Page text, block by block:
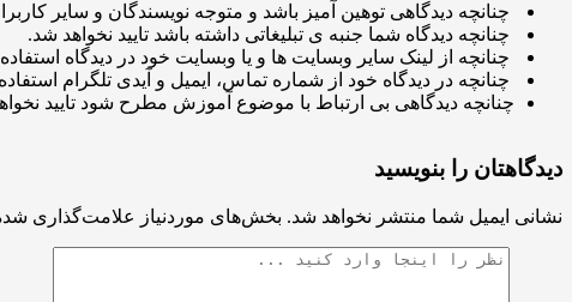
چنانچه دیدگاهی توهین آمیز باشد و متوجه نویسندگان و سایر
چنانچه دیدگاه شما جنبه ی تبلیغاتی داشته باشد تایید نخواهد شد.
چنانچه از لینک سایر وبسایت ها و یا وبسایت خود در دیدگاه
چنانچه در دیدگاه خود از شماره تماس، ایمیل و آیدی تلگرام
چنانچه دیدگاهی بی ارتباط با موضوع آموزش مطرح شود تایید
دیدگاهتان را بنویسید
نشانی ایمیل شما منتشر نخواهد شد. بخش‌های موردنیاز علامت‌گذاری